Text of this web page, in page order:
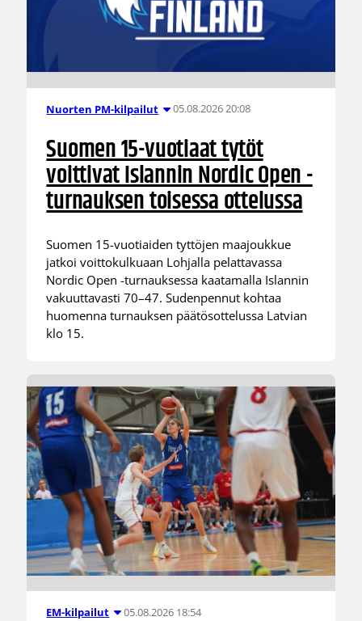
Nuorten PM-kilpailut 05.08.2026 20:08
Suomen 15-vuotiaat tytöt
voittivat Islannin Nordic Open -
turnauksen toisessa ottelussa
Suomen 15-vuotiaiden tyttöjen maajoukkue
jatkoi voittokulkuaan Lohjalla pelattavassa
Nordic Open -turnauksessa kaatamalla Islannin
vakuuttavasti 70–47. Sudenpennut kohtaa
huomenna turnauksen päätösottelussa Latvian
klo 15.
EM-kilpailut 05.08.2026 18:54